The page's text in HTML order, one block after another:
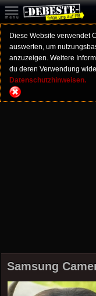
Diese Website verwendet
auswerten, um
anzuzeigen. Weitere
du deren Verwendung
Datenschutzhinweisen.
Samsung